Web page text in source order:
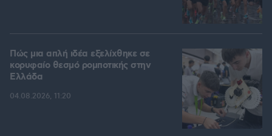
Πώς μια απλή ιδέα εξελίχθηκε σε
κορυφαίο θεσμό ρομποτικής στην
Ελλάδα
04.08.2026, 11:20